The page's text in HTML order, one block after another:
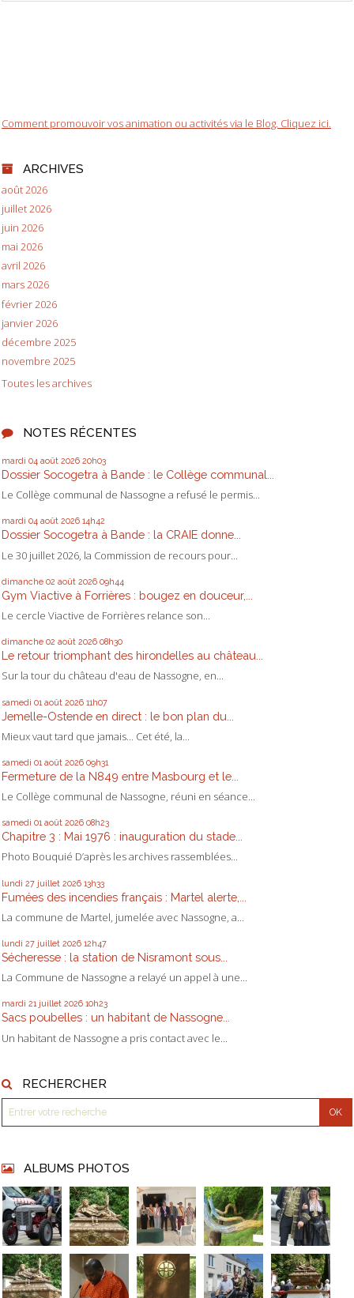
Comment promouvoir vos animation ou activités via le Blog. Cliquez ici.
ARCHIVES
août 2026
juillet 2026
juin 2026
mai 2026
avril 2026
mars 2026
février 2026
janvier 2026
décembre 2025
novembre 2025
Toutes les archives
NOTES RÉCENTES
mardi 04 août 2026 20h03
Dossier Socogetra à Bande : le Collège communal...
Le Collège communal de Nassogne a refusé le permis...
mardi 04 août 2026 14h42
Dossier Socogetra à Bande : la CRAIE donne...
Le 30 juillet 2026, la Commission de recours pour...
dimanche 02 août 2026 09h44
Gym Viactive à Forrières : bougez en douceur,...
Le cercle Viactive de Forrières relance son...
dimanche 02 août 2026 08h30
Le retour triomphant des hirondelles au château...
Sur la tour du château d'eau de Nassogne, en...
samedi 01 août 2026 11h07
Jemelle-Ostende en direct : le bon plan du...
Mieux vaut tard que jamais... Cet été, la...
samedi 01 août 2026 09h31
Fermeture de la N849 entre Masbourg et le...
Le Collège communal de Nassogne, réuni en séance...
samedi 01 août 2026 08h23
Chapitre 3 : Mai 1976 : inauguration du stade...
Photo Bouquié D’après les archives rassemblées...
lundi 27 juillet 2026 13h33
Fumées des incendies français : Martel alerte,...
La commune de Martel, jumelée avec Nassogne, a...
lundi 27 juillet 2026 12h47
Sécheresse : la station de Nisramont sous...
La Commune de Nassogne a relayé un appel à une...
mardi 21 juillet 2026 10h23
Sacs poubelles : un habitant de Nassogne...
Un habitant de Nassogne a pris contact avec le...
RECHERCHER
ALBUMS PHOTOS